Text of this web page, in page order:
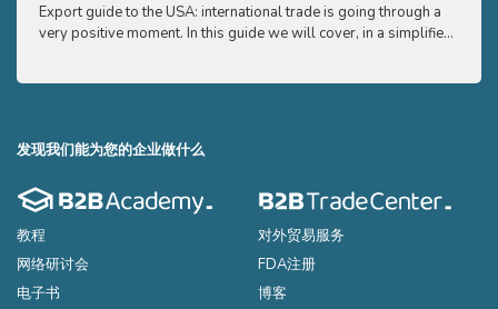
Export guide to the USA: international trade is going through a
very positive moment. In this guide we will cover, in a simplified
to
发现我们能为您的企业做什么
教程
网络研讨会
电子书
对外贸易服务
FDA注册
博客